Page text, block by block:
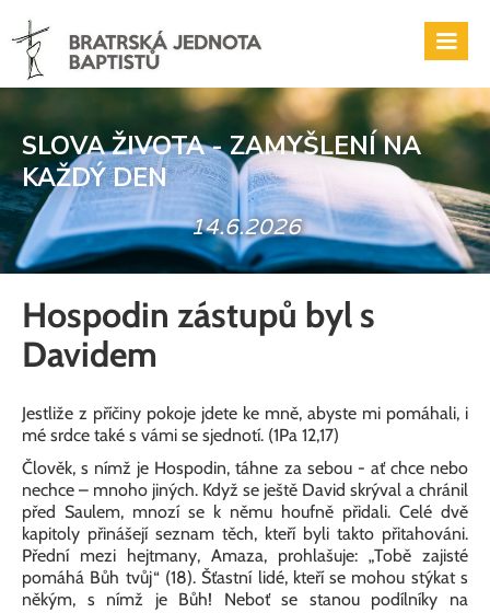
SLOVA ŽIVOTA - ZAMYŠLENÍ NA
KAŽDÝ DEN
14.6.2026
Hospodin zástupů byl s
Davidem
Jestliže z příčiny pokoje jdete ke mně, abyste mi pomáhali, i
mé srdce také s vámi se sjednotí. (1Pa 12,17)
Člověk, s nímž je Hospodin, táhne za sebou - ať chce nebo
nechce – mnoho jiných. Když se ještě David skrýval a chránil
před Saulem, mnozí se k němu houfně přidali. Celé dvě
kapitoly přinášejí seznam těch, kteří byli takto přitahováni.
Přední mezi hejtmany, Amaza, prohlašuje: „Tobě zajisté
pomáhá Bůh tvůj“ (18). Šťastní lidé, kteří se mohou stýkat s
někým, s nímž je Bůh! Neboť se stanou podílníky na